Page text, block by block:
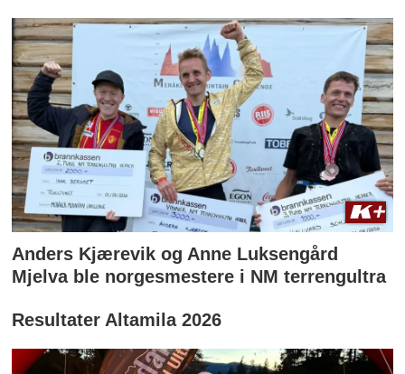
Anders Kjærevik og Anne Luksengård
Mjelva ble norgesmestere i NM terrengultra
Resultater Altamila 2026